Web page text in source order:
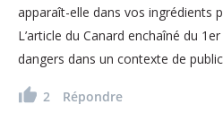
apparaît-elle dans vos ingrédients
L’article du Canard enchaîné du
dangers dans un contexte de
2 Répondre